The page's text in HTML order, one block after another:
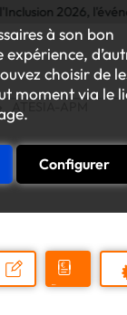
à son bon
choisir de
moment via le
Configurer
2026,
Nous
Demander